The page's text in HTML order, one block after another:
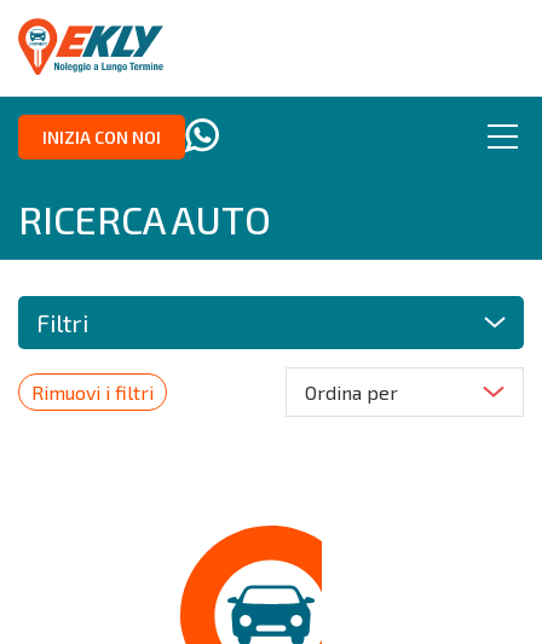
INIZIA CON NOI
RICERCA AUTO
Filtri
Rimuovi i filtri Ordina per